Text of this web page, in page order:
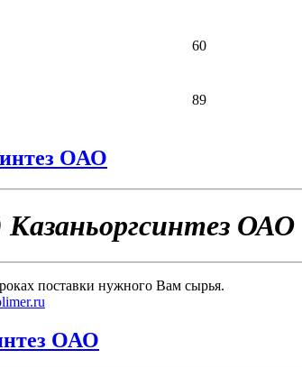
60
89
ОАО
ОАО
поставки нужного Вам сырья.
ОАО